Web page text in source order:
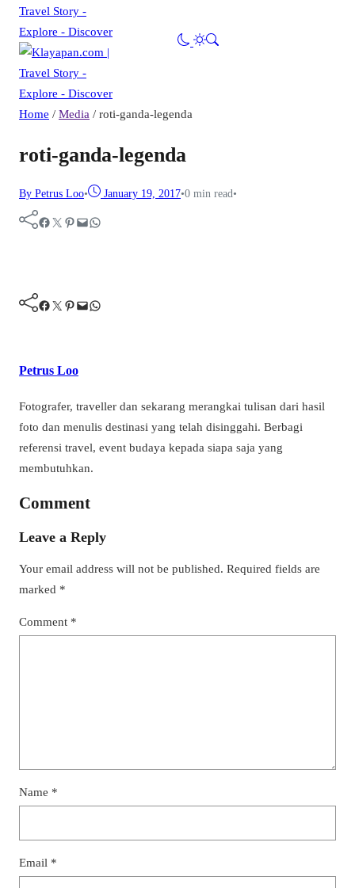
Home / Media / roti-ganda-legenda
roti-ganda-legenda
By Petrus Loo• January 19, 2017•0 min read•
Facebook Twitter Pinterest Mail WhatsApp
Facebook Twitter Pinterest Mail WhatsApp
Petrus Loo
Fotografer, traveller dan sekarang merangkai tulisan dari hasil
foto dan menulis destinasi yang telah disinggahi. Berbagi
referensi travel, event budaya kepada siapa saja yang
membutuhkan.
Comment
Leave a Reply
Your email address will not be published. Required fields are
marked *
Comment *
Name *
Email *